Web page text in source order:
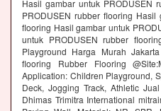
Hasil gambar untuk PRODUSEN
PRODUSEN rubber flooring
flooring Hasil gambar untuk
untuk PRODUSEN rubber
Playground Harga Murah
flooring Rubber Flooring
Application: Children Playground,
Deck, Jogging Track, Athletic
Dhimas Trimitra International